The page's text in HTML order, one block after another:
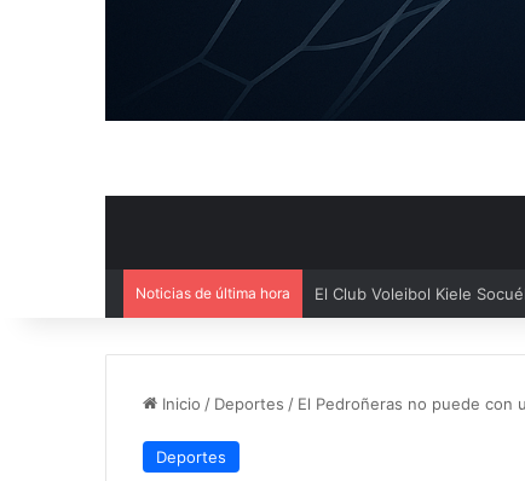
Noticias de última hora El Cuenca Deportiva
Inicio / Deportes / El Pedroñeras no puede con
Deportes